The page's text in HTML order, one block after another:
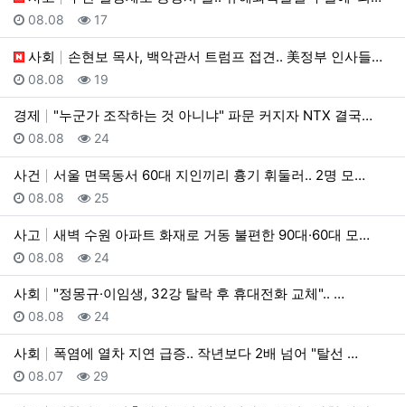
등록일
08.08 조회
17
사회 손현보 목사, 백악관서 트럼프 접견.. 美정부 인사들과…
등록일
08.08 조회
19
경제 "누군가 조작하는 것 아니냐" 파문 커지자 NTX 결국…
등록일
08.08 조회
24
사건 서울 면목동서 60대 지인끼리 흉기 휘둘러.. 2명 모…
등록일
08.08 조회
25
사고 새벽 수원 아파트 화재로 거동 불편한 90대·60대 모…
등록일
08.08 조회
24
사회 "정몽규·이임생, 32강 탈락 후 휴대전화 교체".. …
등록일
08.08 조회
24
사회 폭염에 열차 지연 급증.. 작년보다 2배 넘어 "탈선 …
등록일
08.07 조회
29